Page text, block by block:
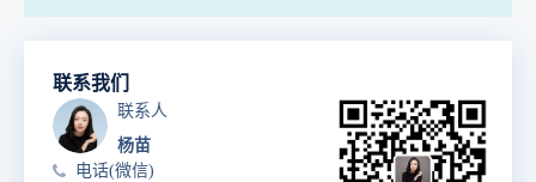
联系我们
联系人
杨苗
电话(微信)